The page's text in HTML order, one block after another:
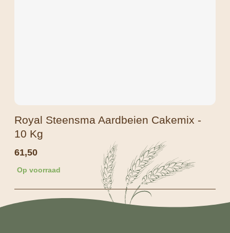
Royal Steensma Aardbeien Cakemix -
10 Kg
61,50
Op voorraad